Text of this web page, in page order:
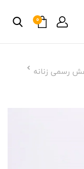
0
رسمی زنانه